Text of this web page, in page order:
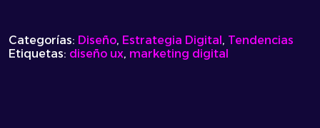
Categorías: Diseño, Estrategia Digital, Tendencias
Etiquetas: diseño ux, marketing digital